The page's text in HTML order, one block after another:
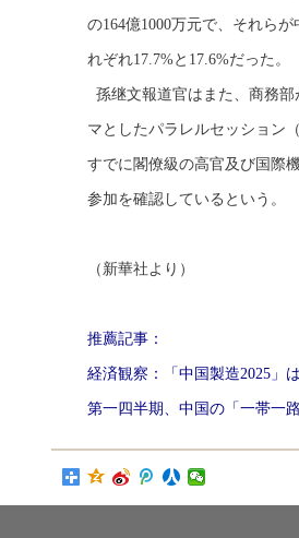
の164億1000万元で、それら
れぞれ17.7%と17.6%だった。
孫继文報道官はまた、商務
マとしたパラレルセッション
すでに閣僚級の高官及び国際
参加を確認しているという。
（新華社より）
推薦記事：
経済観察：「中国製造2025」
第一四半期、中国の「一帯一